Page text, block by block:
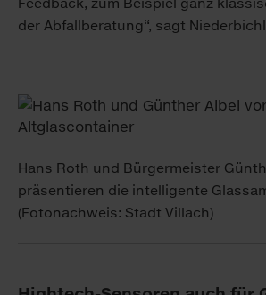
der Abfallberatung“, sagt
Hans Roth und Bürgermeister
präsentieren die intelligente
(Fotonachweis: Stadt Villach)